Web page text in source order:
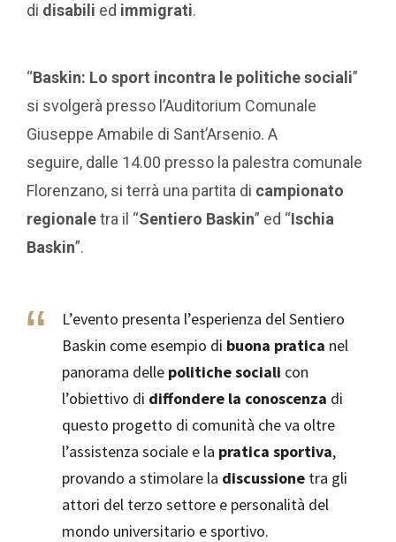
di disabili ed immigrati.
“Baskin: Lo sport incontra le politiche sociali”
si svolgerà presso l’Auditorium Comunale
Giuseppe Amabile di Sant’Arsenio. A
seguire, dalle 14.00 presso la palestra comunale
Florenzano, si terrà una partita di campionato
regionaletra il “Sentiero Baskin” ed “Ischia
Baskin”.
L’evento presenta l’esperienza del Sentiero
Baskin come esempio di buona pratica nel
panorama delle politiche sociali con
l’obiettivo di diffondere la conoscenza di
questo progetto di comunità che va oltre
l’assistenza sociale e la pratica sportiva,
provando a stimolare la discussione tra gli
attori del terzo settore e personalità del
mondo universitario e sportivo.